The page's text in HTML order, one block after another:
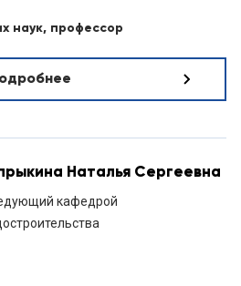
наук, профессор
Наталья Сергеевна
кафедрой